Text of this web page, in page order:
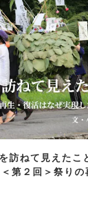
訪ねて見えたこ
第２回＞祭りの